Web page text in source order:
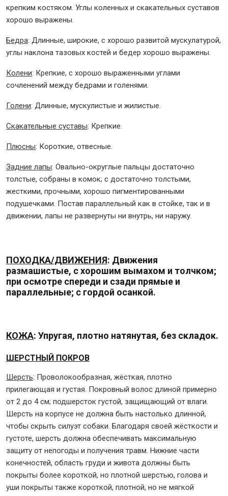
крепким костяком. Углы коленных и скакательных суставов
хорошо выражены.
Бедра: Длинные, широкие, с хорошо развитой мускулатурой,
углы наклона тазовых костей и бедер хорошо выражены.
Колени: Крепкие, с хорошо выраженными углами
сочленений между бедрами и голенями.
Голени: Длинные, мускулистые и жилистые.
Скакательные суставы: Крепкие.
Плюсны: Короткие, отвесные.
Задние лапы: Овально-округлые пальцы достаточно
толстые, собраны в комок; с достаточно толстыми,
жесткими, прочными, хорошо пигментированными
подушечками. Постав параллельный как в стойке, так и в
движении, лапы не развернуты ни внутрь, ни наружу.
ПОХОДКА/ДВИЖЕНИЯ: Движения
размашистые, с хорошим вымахом и толчком;
при осмотре спереди и сзади прямые и
параллельные; с гордой осанкой.
КОЖА: Упругая, плотно натянутая, без складок.
ШЕРСТНЫЙ ПОКРОВ
Шерсть: Проволокообразная, жёсткая, плотно
прилегающая и густая. Покровный волос длиной примерно
от 2 до 4 см; подшерсток густой, защищающий от влаги.
Шерсть на корпусе не должна быть настолько длинной,
чтобы скрыть силуэт собаки. Благодаря своей жёсткости и
густоте, шерсть должна обеспечивать максимальную
защиту от непогоды и получения травм. Нижние части
конечностей, область груди и живота должны быть
покрыты более короткой, но плотной шерстью, голова и
уши покрыты также короткой, плотной, но не мягкой